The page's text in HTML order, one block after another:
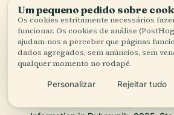
Última revisão: April 2026
Discover Stadion Lapad: A Historic
Landmark in Dubrovnik, 2025,
Um pequeno pedido sobre
Os cookies estritamente necessários
funcionar. Os cookies de análise
ajudam-nos a perceber que páginas
dados agregados, sem anúncios, sem
qualquer momento no rodapé.
Personalizar Rejeitar tudo